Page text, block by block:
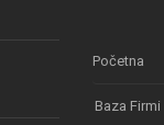
Početna
Baza Firmi